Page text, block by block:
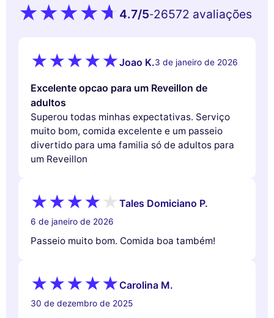
4.7/5-26572 avaliações
Joao K.3 de janeiro de 2026
Excelente opcao para um Reveillon de
adultos
Superou todas minhas expectativas. Serviço
muito bom, comida excelente e um passeio
divertido para uma familia só de adultos para
um Reveillon
Tales Domiciano P.
6 de janeiro de 2026
Passeio muito bom. Comida boa também!
Carolina M.
30 de dezembro de 2025